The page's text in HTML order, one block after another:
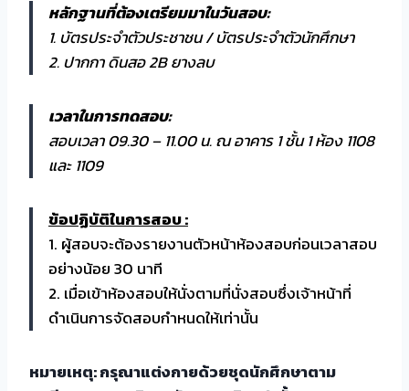
หลักฐานที่ต้องเตรียมมาในวันสอบ:
1. บัตรประจำตัวประชาชน / บัตรประจำตัวนักศึกษา
2. ปากกา ดินสอ 2B ยางลบ
เวลาในการทดสอบ:
สอบเวลา 09.30 – 11.00 น. ณ อาคาร 1 ชั้น 1 ห้อง 1108
และ 1109
ข้อปฏิบัติในการสอบ :
1. ผู้สอบจะต้องรายงานตัวหน้าห้องสอบก่อนเวลาสอบ
อย่างน้อย 30 นาที
2. เมื่อเข้าห้องสอบให้นั่งตามที่นั่งสอบซึ่งเจ้าหน้าที่
ดำเนินการจัดสอบกำหนดให้เท่านั้น
หมายเหตุ: กรุณาแต่งกายด้วยชุดนักศึกษาตาม